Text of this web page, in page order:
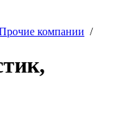
компании /